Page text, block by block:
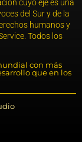
cuyo eje es una
del Sur y de la
humanos y
Todos los
con más
que en los